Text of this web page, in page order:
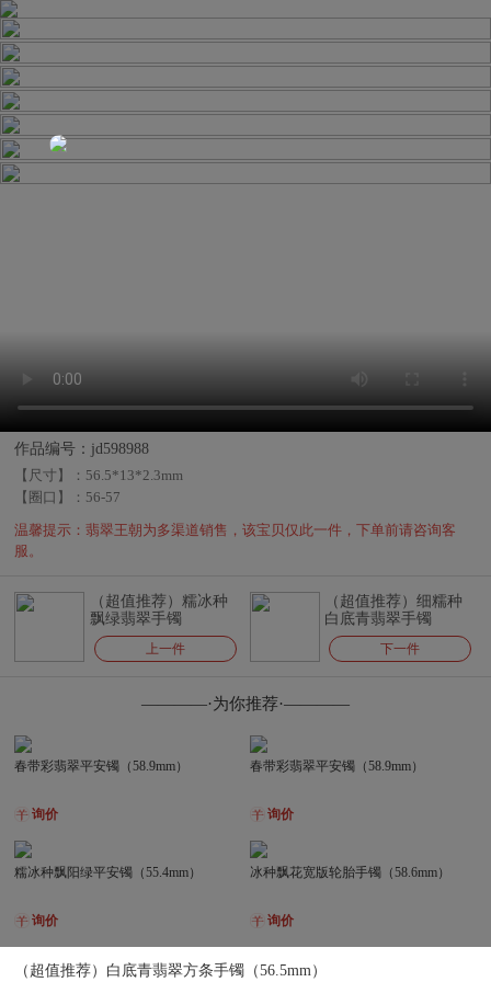
（超值推荐）白底青翡翠方条手镯（56.5mm）
作品编号：jd598988
【尺寸】： 56.5*13*2.3mm
【圈口】： 56-57
温馨提示：翡翠王朝为多渠道销售，该宝贝仅此一件，下单前请咨询客
服。
（超值推荐）糯冰种
飘绿翡翠手镯
（54.5mm）
上一件
（超值推荐）细糯种
白底青翡翠手镯
（57.7mm）
下一件
————·为你推荐·————
春带彩翡翠平安镯（58.9mm）
询价
春带彩翡翠平安镯（58.9mm）
询价
糯冰种飘阳绿平安镯（55.4mm）
询价
冰种飘花宽版轮胎手镯（58.6mm）
询价
春带彩厚装翡翠平安镯（56.7mm） 冰种飘绿花翡翠贵妃镯（54.9-